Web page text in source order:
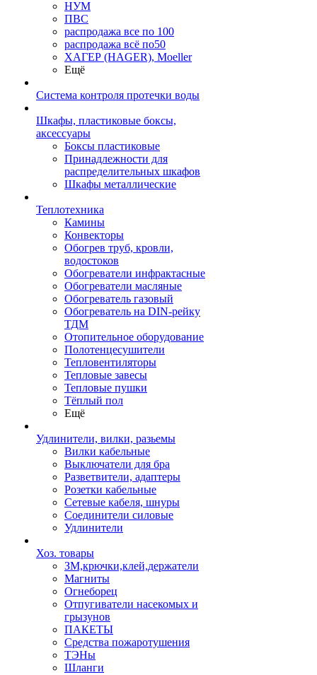
НУМ
ПВС
распродажа все по 100
распродажа всё по50
ХАГЕР (HAGER), Moeller
Ещё
Система контроля протечки воды
Шкафы, пластиковые боксы,
аксессуары
Боксы пластиковые
Принадлежности для
распределительных шкафов
Шкафы металлические
Теплотехника
Камины
Конвекторы
Обогрев труб, кровли,
водостоков
Обогреватели инфрактасные
Обогреватели масляные
Обогреватель газовый
Обогреватель на DIN-рейку
ТДМ
Отопительное оборудование
Полотенцесушители
Тепловентиляторы
Тепловые завесы
Тепловые пушки
Тёплый пол
Ещё
Удлинители, вилки, разьемы
Вилки кабельные
Выключатели для бра
Разветвители, адаптеры
Розетки кабельные
Сетевые кабеля, шнуры
Соединители силовые
Удлинители
Хоз. товары
ЗМ,крючки,клей,держатели
Магниты
Огнеборец
Отпугиватели насекомых и
грызунов
ПАКЕТЫ
Средства пожаротушения
ТЭНы
Шланги